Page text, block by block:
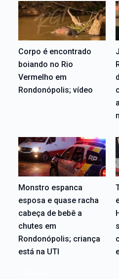
Corpo é encontrado
boiando no Rio
Vermelho em
Rondonópolis; vídeo
Monstro espanca
esposa e quase racha
cabeça de bebê a
chutes em
Rondonópolis; criança
está na UTI